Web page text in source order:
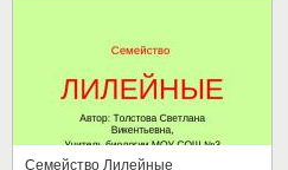
Семейство Лилейные